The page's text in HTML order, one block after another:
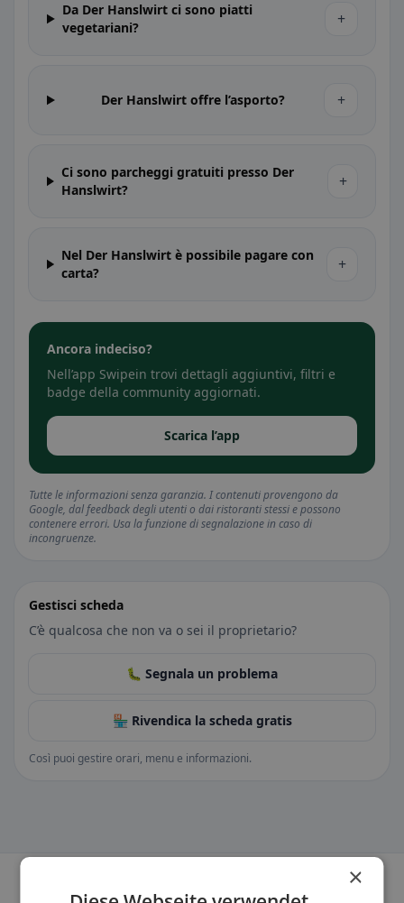
Da Der Hanslwirt ci sono piatti
vegetariani?
+
Der Hanslwirt offre l’asporto? +
Ci sono parcheggi gratuiti presso Der
Hanslwirt?
+
Nel Der Hanslwirt è possibile pagare con
carta?
+
Ancora indeciso?
Nell’app Swipein trovi dettagli aggiuntivi, filtri e
badge della community aggiornati.
Scarica l’app
Tutte le informazioni senza garanzia. I contenuti provengono da
Google, dal feedback degli utenti o dai ristoranti stessi e possono
contenere errori. Usa la funzione di segnalazione in caso di
incongruenze.
Gestisci scheda
C’è qualcosa che non va o sei il proprietario?
🐛 Segnala un problema
🏪 Rivendica la scheda gratis
Così puoi gestire orari, menu e informazioni.
×